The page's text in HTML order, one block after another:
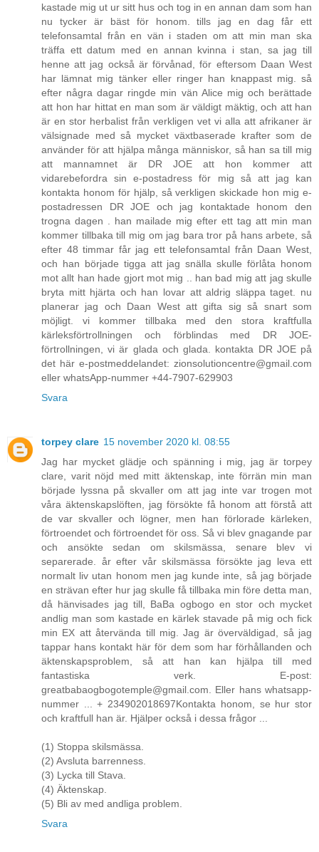
kastade mig ut ur sitt hus och tog in en annan dam som han
nu tycker är bäst för honom. tills jag en dag får ett
telefonsamtal från en vän i staden om att min man ska
träffa ett datum med en annan kvinna i stan, sa jag till
henne att jag också är förvånad, för eftersom Daan West
har lämnat mig tänker eller ringer han knappast mig. så
efter några dagar ringde min vän Alice mig och berättade
att hon har hittat en man som är väldigt mäktig, och att han
är en stor herbalist från verkligen vet vi alla att afrikaner är
välsignade med så mycket växtbaserade krafter som de
använder för att hjälpa många människor, så han sa till mig
att mannamnet är DR JOE att hon kommer att
vidarebefordra sin e-postadress för mig så att jag kan
kontakta honom för hjälp, så verkligen skickade hon mig e-
postadressen DR JOE och jag kontaktade honom den
trogna dagen . han mailade mig efter ett tag att min man
kommer tillbaka till mig om jag bara tror på hans arbete, så
efter 48 timmar får jag ett telefonsamtal från Daan West,
och han började tigga att jag snälla skulle förlåta honom
mot allt han hade gjort mot mig .. han bad mig att jag skulle
bryta mitt hjärta och han lovar att aldrig släppa taget. nu
planerar jag och Daan West att gifta sig så snart som
möjligt. vi kommer tillbaka med den stora kraftfulla
kärleksförtrollningen och förblindas med DR JOE-
förtrollningen, vi är glada och glada. kontakta DR JOE på
det här e-postmeddelandet: zionsolutioncentre@gmail.com
eller whatsApp-nummer +44-7907-629903
Svara
torpey clare 15 november 2020 kl. 08:55
Jag har mycket glädje och spänning i mig, jag är torpey
clare, varit nöjd med mitt äktenskap, inte förrän min man
började lyssna på skvaller om att jag inte var trogen mot
våra äktenskapslöften, jag försökte få honom att förstå att
de var skvaller och lögner, men han förlorade kärleken,
förtroendet och förtroendet för oss. Så vi blev gnagande par
och ansökte sedan om skilsmässa, senare blev vi
separerade. år efter vår skilsmässa försökte jag leva ett
normalt liv utan honom men jag kunde inte, så jag började
en strävan efter hur jag skulle få tillbaka min före detta man,
då hänvisades jag till, BaBa ogbogo en stor och mycket
andlig man som kastade en kärlek stavade på mig och fick
min EX att återvända till mig. Jag är överväldigad, så jag
tappar hans kontakt här för dem som har förhållanden och
äktenskapsproblem, så att han kan hjälpa till med
fantastiska verk. E-post:
greatbabaogbogotemple@gmail.com. Eller hans whatsapp-
nummer ... + 234902018697Kontakta honom, se hur stor
och kraftfull han är. Hjälper också i dessa frågor ...
(1) Stoppa skilsmässa.
(2) Avsluta barrenness.
(3) Lycka till Stava.
(4) Äktenskap.
(5) Bli av med andliga problem.
Svara